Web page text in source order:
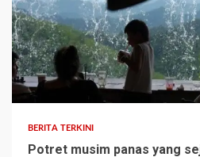
BERITA TERKINI
Potret musim panas yang